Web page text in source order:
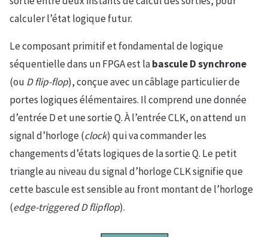
calculer l’état logique futur.
Le composant primitif et fondamental de logique
séquentielle dans un FPGA est labascule D synchrone
(ou D flip-flop), conçue avec un câblage particulier de
portes logiques élémentaires. Il comprend une donnée
d’entrée D et une sortie Q. À l’entrée CLK, on attend un
signal d’horloge (clock) qui va commander les
changements d’états logiques de la sortie Q. Le petit
triangle au niveau du signal d’horloge CLK signifie que
cette bascule est sensible au front montant de l’horloge
(edge-triggered D flipflop).